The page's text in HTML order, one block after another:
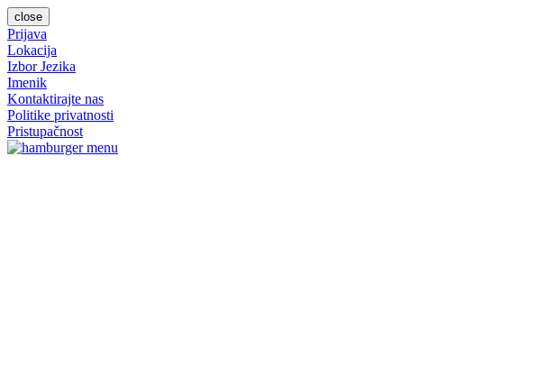
close
Prijava
Lokacija
Izbor Jezika
Imenik
Kontaktirajte nas
Politike privatnosti
Pristupačnost